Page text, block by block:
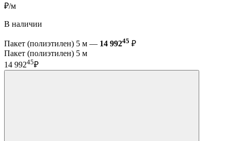
₽/м
В наличии
Пакет (полиэтилен) 5 м — 14 99245 ₽
Пакет (полиэтилен) 5 м
14 99245₽